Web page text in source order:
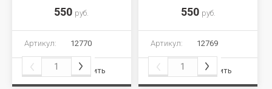
550 руб.
Артикул: 12770
Сравнить
550 руб.
Артикул: 12769
Сравнить